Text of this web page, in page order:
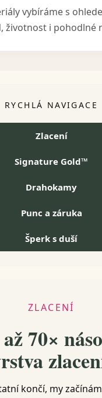
vybíráme s
životnost i pohodlné
RYCHLÁ NAVIGACE
Zlacení
Signature Gold™
Drahokamy
Punc a záruka
Šperk s duší
ZLACENÍ
70×
končí, my